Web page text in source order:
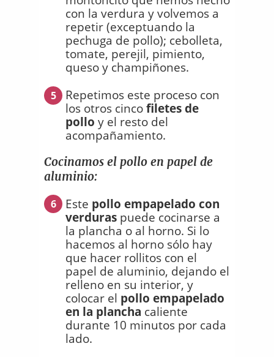
con la verdura y volvemos a
repetir (exceptuando la
pechuga de pollo); cebolleta,
tomate, perejil, pimiento,
queso y champiñones.
5
Repetimos este proceso con
los otros cincofiletes de
pollo y el resto del
acompañamiento.
Cocinamos el pollo en papel de
aluminio:
6 Este pollo empapelado con
verduras puede cocinarse a
la plancha o al horno. Si lo
hacemos al horno sólo hay
que hacer rollitos con el
papel de aluminio, dejando el
relleno en su interior, y
colocar el pollo empapelado
en la plancha caliente
durante 10 minutos por cada
lado.